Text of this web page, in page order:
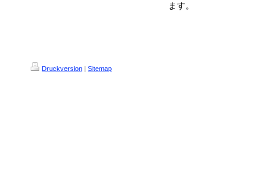
ます。
Druckversion | Sitemap